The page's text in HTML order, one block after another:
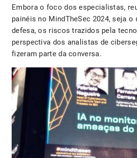
Embora o foco dos especialistas,
painéis no MindTheSec 2024, seja o
defesa, os riscos trazidos pela
perspectiva dos analistas de
fizeram parte da conversa.